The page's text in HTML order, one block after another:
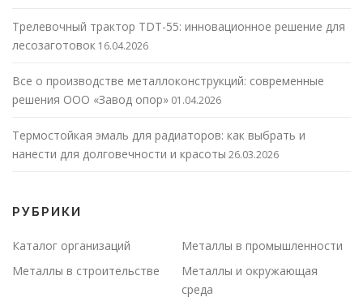
Трелевочный трактор TDT-55: инновационное решение для
лесозаготовок 16.04.2026
Все о производстве металлоконструкций: современные
решения ООО «Завод опор» 01.04.2026
Термостойкая эмаль для радиаторов: как выбрать и
нанести для долговечности и красоты 26.03.2026
РУБРИКИ
Каталог организаций
Металлы в промышленности
Металлы в строительстве
Металлы и окружающая
среда